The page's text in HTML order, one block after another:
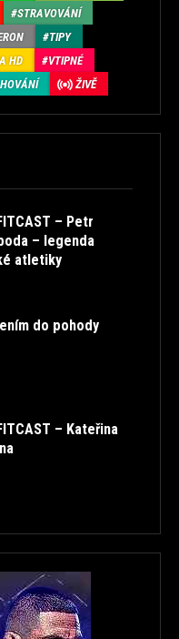
STRAVOVÁNÍ
TIPY
HD
VTIPNÉ
ŽIVĚ
– Petr
– legenda
atletiky
do pohody
– Kateřina